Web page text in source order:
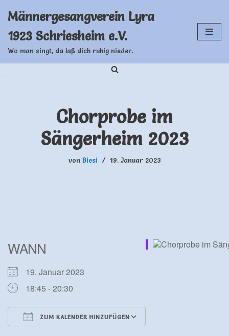
Inhalt
springen
Männergesangverein Lyra
1923 Schriesheim e.V.
Wo man singt, da laß dich ruhig nieder.
Chorprobe im
Sängerheim 2023
von Biesi 19. Januar 2023
WANN
19. Januar 2023
18:45 - 20:30
ZUM KALENDER HINZUFÜGEN